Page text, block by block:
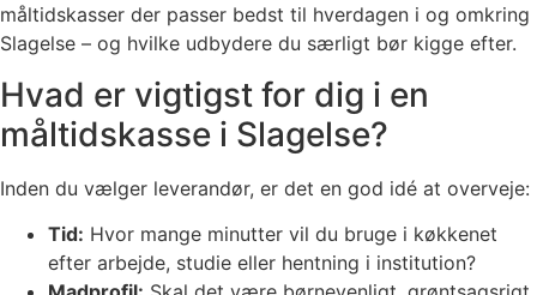
måltidskasser der passer bedst til hverdagen i og omkring
Slagelse – og hvilke udbydere du særligt bør kigge efter.
Hvad er vigtigst for dig i en
måltidskasse i Slagelse?
Inden du vælger leverandør, er det en god idé at overveje:
Tid: Hvor mange minutter vil du bruge i køkkenet
efter arbejde, studie eller hentning i institution?